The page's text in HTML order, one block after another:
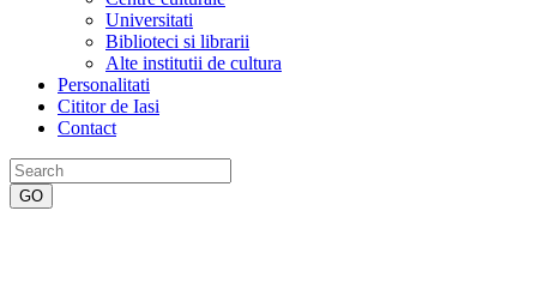
Universitati
Biblioteci si librarii
Alte institutii de cultura
Personalitati
Cititor de Iasi
Contact